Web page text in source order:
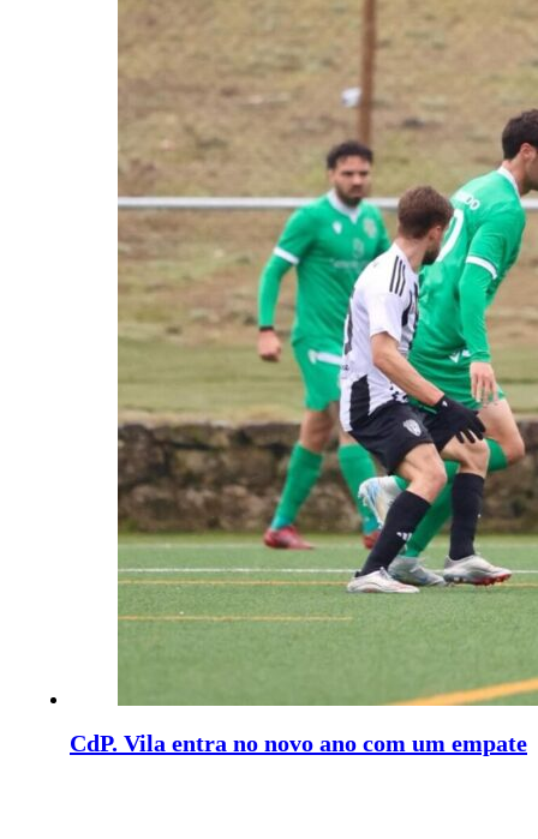
CdP. Vila entra no novo ano com um empate